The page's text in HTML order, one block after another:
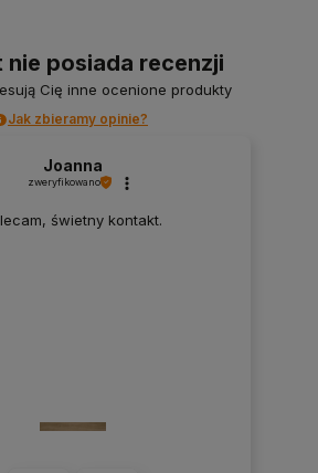
nie posiada recenzji
Cię inne ocenione produkty
Jak zbieramy opinie?
Joanna
zweryfikowano
świetny kontakt.